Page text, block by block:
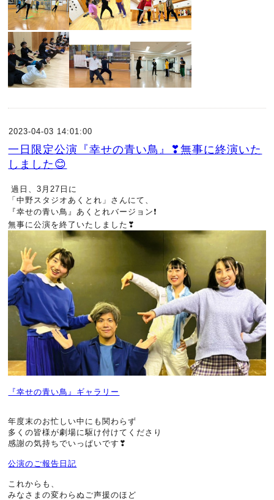
2023-04-03 14:01:00
一日限定公演『幸せの青い鳥』❣無事に終演いた
しました😊
過日、3月27日に
「中野スタジオあくとれ」さんにて、
『幸せの青い鳥』あくとれバージョン❗
無事に公演を終了いたしました❣
『幸せの青い鳥』ギャラリー
年度末のお忙しい中にも関わらず
多くの皆様が劇場に駆け付けてくださり
感謝の気持ちでいっぱいです❣
公演のご報告日記
これからも、
みなさまの変わらぬご声援のほど